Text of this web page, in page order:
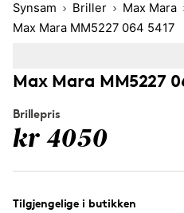
Synsam Briller
Max Mara
Max Mara MM5227 064 5417
Max Mara MM5227
Brillepris
kr 4050
Tilgjengelige i butikken